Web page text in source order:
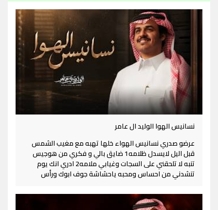
نسانيس الهوا الوليد ال عامر
عرضو صدري نسانيس الهواء خلها تهبه مع مغيب الشمس
قبل اليل لايسدل ظلامه1 ضايق بالي و فكري من هوجيس
تنبه لا تلحقني على السجات وغيابي ملامه2 ادري انك يوم
تنشدني من احساس ومحبه ياحشاشة جوف ابوك ورأس